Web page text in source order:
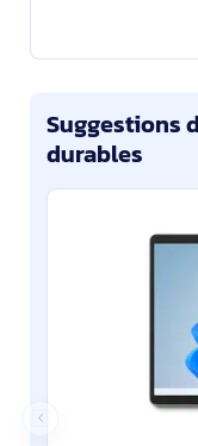
Suggestions
durables